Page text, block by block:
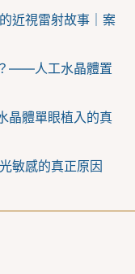
近視雷射故事｜案
——人工水晶體置
晶體單眼植入的真
敏感的真正原因